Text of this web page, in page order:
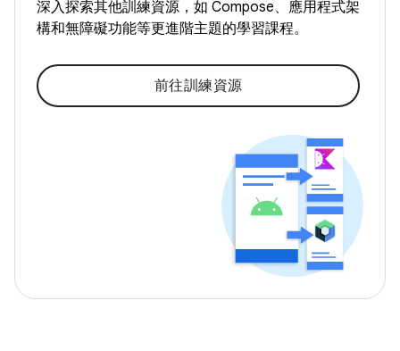
深入探索其他訓練資源，如 Compose、應用程式架
構和無障礙功能等更進階主題的學習課程。
前往訓練資源